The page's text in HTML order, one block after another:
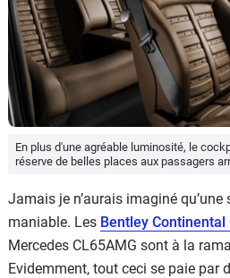
En plus d'une agréable luminosité, le
réserve de belles places aux passagers
Jamais je n’aurais imaginé
maniable. Les Bentley Continental
Mercedes CL65AMG sont à la
Evidemment, tout ceci se paie par